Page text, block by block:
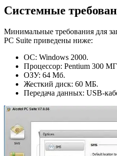
Системные
Минимальные требования для
PC Suite приведены ниже:
ОС: Windows 2000.
Процессор: Pentium 300
ОЗУ: 64 Мб.
Жесткий диск: 60 МБ.
Передача данных: USB-